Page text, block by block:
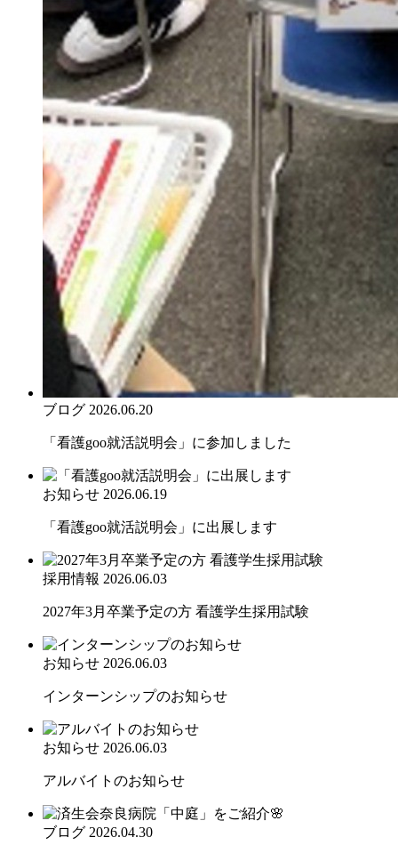
ブログ 2026.06.20
「看護goo就活説明会」に参加しました
お知らせ 2026.06.19
「看護goo就活説明会」に出展します
採用情報 2026.06.03
2027年3月卒業予定の方 看護学生採用試験
お知らせ 2026.06.03
インターンシップのお知らせ
お知らせ 2026.06.03
アルバイトのお知らせ
ブログ 2026.04.30